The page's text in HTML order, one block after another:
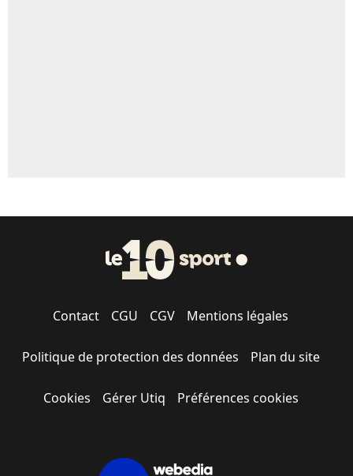
Contact CGU CGV Mentions légales
Politique de protection des données Plan du site
Cookies Gérer Utiq Préférences cookies